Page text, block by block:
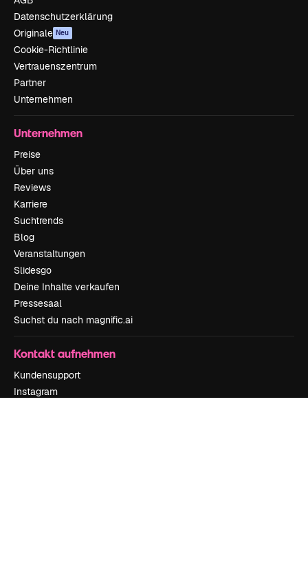
Datenschutzerklärung
Originale Neu
Cookie-Richtlinie
Vertrauenszentrum
Partner
Unternehmen
Unternehmen
Preise
Über uns
Reviews
Karriere
Suchtrends
Blog
Veranstaltungen
Slidesgo
Deine Inhalte verkaufen
Pressesaal
Suchst du nach magnific.ai
Kontakt aufnehmen
Kundensupport
Instagram